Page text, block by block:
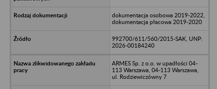
dokumentacja osobowa 2019-2022,
dokumentacja płacowa 2019-2020
992700/611/560/2015-SAK, UNP:
2026-00184240
ARMES Sp. z o.o. w upadłości 04-
113 Warszawa, 04-113 Warszawa,
ul. Rodziewiczówny 7